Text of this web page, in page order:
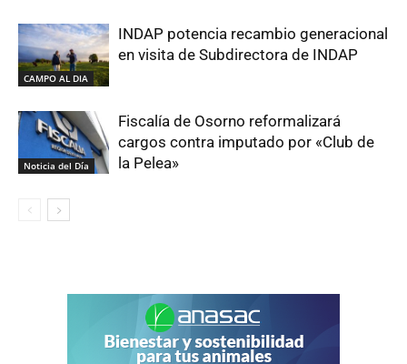
CAMPO AL DIA
INDAP potencia recambio generacional
en visita de Subdirectora de INDAP
Noticia del Día
Fiscalía de Osorno reformalizará
cargos contra imputado por «Club de
la Pelea»